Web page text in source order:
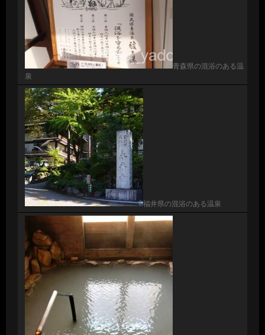
青森県の混浴のある温
泉
福井県の混浴のある温泉